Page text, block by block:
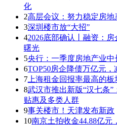
化
2高层会议：努力稳定房地
3深圳楼市放“大招”
42026底部确认丨融资：
曙光
5央行：一季度房地产业
6TOP50房企降债万亿元，
7 上海租金回报率最高的板
8武汉市推出新版“汉七条
贴惠及多类人群
9事关楼市！天津发布新政
10南京土拍收金44.88亿元